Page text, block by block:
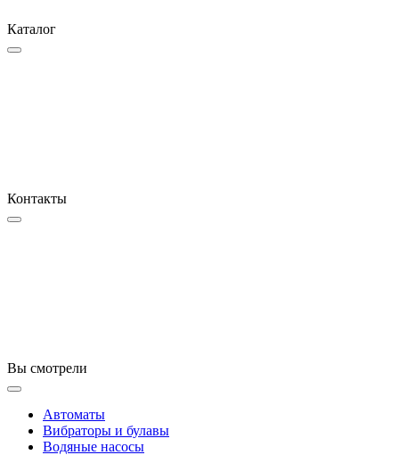
Каталог
Контакты
Вы смотрели
Автоматы
Вибраторы и булавы
Водяные насосы